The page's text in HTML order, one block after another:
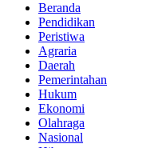
Beranda
Pendidikan
Peristiwa
Agraria
Daerah
Pemerintahan
Hukum
Ekonomi
Olahraga
Nasional